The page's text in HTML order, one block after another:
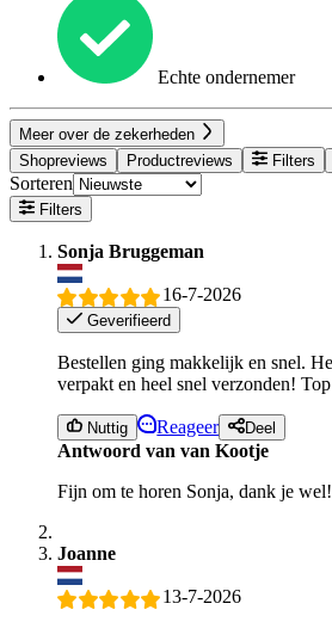
Echte ondernemer
Meer over de zekerheden
Shopreviews
Productreviews Filters
Sorteren
Filters
Sonja Bruggeman
16-7-2026
Geverifieerd
Bestellen ging makkelijk en snel.
verpakt en heel snel verzonden!
Nuttig Reageer Deel
Antwoord van van Kootje
Fijn om te horen Sonja, dank je
Joanne
13-7-2026